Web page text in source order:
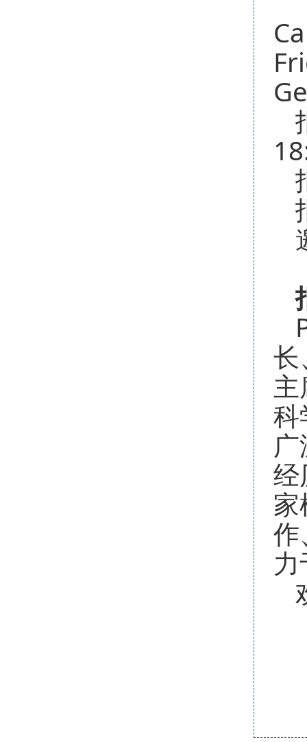
长
科
经
作